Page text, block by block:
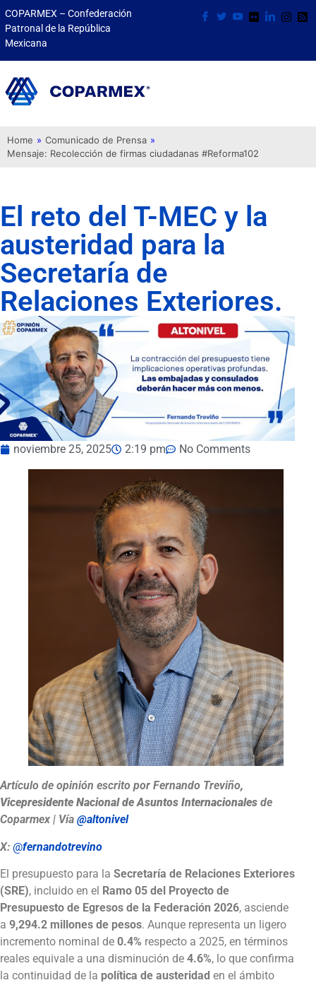
COPARMEX – Confederación
Patronal de la República
Mexicana
Home » Comunicado de Prensa »
Mensaje: Recolección de firmas ciudadanas #Reforma102
El reto del T-MEC y la
austeridad para la
Secretaría de
Relaciones Exteriores.
noviembre 25, 2025 2:19 pm No Comments
Artículo de opinión escrito por Fernando Treviño,
Vicepresidente Nacional de Asuntos Internacionales de
Coparmex | Vía @altonivel
X: @fernandotrevino
El presupuesto para la Secretaría de Relaciones Exteriores
(SRE), incluido en el Ramo 05 del Proyecto de
Presupuesto de Egresos de la Federación 2026, asciende
a 9,294.2 millones de pesos. Aunque representa un ligero
incremento nominal de 0.4% respecto a 2025, en términos
reales equivale a una disminución de 4.6%, lo que confirma
la continuidad de la política de austeridad en el ámbito